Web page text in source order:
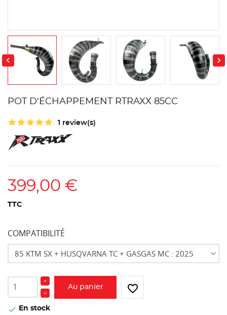
 
POT D'ÉCHAPPEMENT RTRAXX 85CC
1 review(s)
399,00 €
TTC
COMPATIBILITÉ
Au panier favorite_border
 En stock